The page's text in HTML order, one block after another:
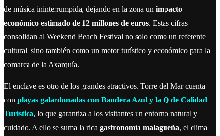
de música ininterrumpida, dejando en la zona un impacto
económico estimado de 12 millones de euros. Estas cifras
consolidan al Weekend Beach Festival no solo como un referente
cultural, sino también como un motor turístico y económico para la
comarca de la Axarquía.
El enclave es otro de los grandes atractivos. Torre del Mar cuenta
con playas galardonadas con Bandera Azul y la Q de Calidad
Turística, lo que garantiza a los visitantes un entorno natural y
cuidado. A ello se suma la rica gastronomía malagueña, el clima